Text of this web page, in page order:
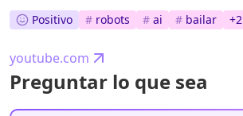
Positivo # robots # ai # bailar +2
youtube.com
Preguntar lo que sea